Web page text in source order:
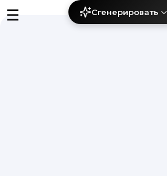
Сгенерировать
☰